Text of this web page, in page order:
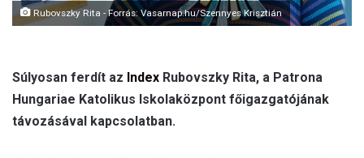
Rubovszky Rita - Forrás: Vasarnap.hu/Szennyes Krisztián
Súlyosan ferdít az Index Rubovszky Rita, a Patrona
Hungariae Katolikus Iskolaközpont főigazgatójának
távozásával kapcsolatban.